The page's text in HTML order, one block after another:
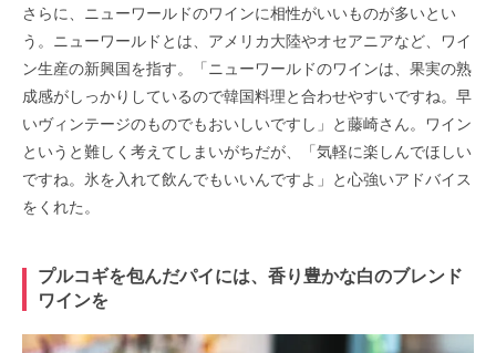
さらに、ニューワールドのワインに相性がいいものが多いとい
う。ニューワールドとは、アメリカ大陸やオセアニアなど、ワイ
ン生産の新興国を指す。「ニューワールドのワインは、果実の熟
成感がしっかりしているので韓国料理と合わせやすいですね。早
いヴィンテージのものでもおいしいですし」と藤崎さん。ワイン
というと難しく考えてしまいがちだが、「気軽に楽しんでほしい
ですね。氷を入れて飲んでもいいんですよ」と心強いアドバイス
をくれた。
プルコギを包んだパイには、香り豊かな白のブレンド
ワインを